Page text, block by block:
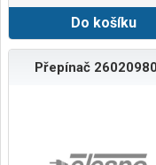
Do košíku
Přepínač